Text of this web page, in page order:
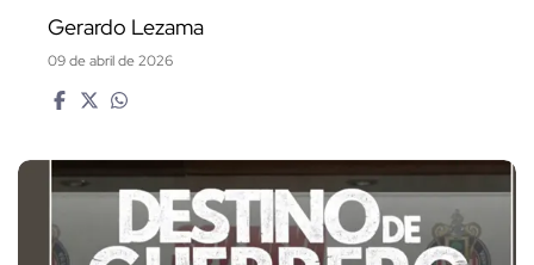
Gerardo Lezama
09 de abril de 2026